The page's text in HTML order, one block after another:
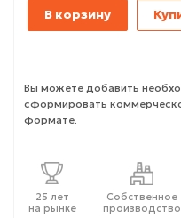
В корзину
Вы можете добавить
сформировать
формате.
25 лет
на рынке
Собственное
производство